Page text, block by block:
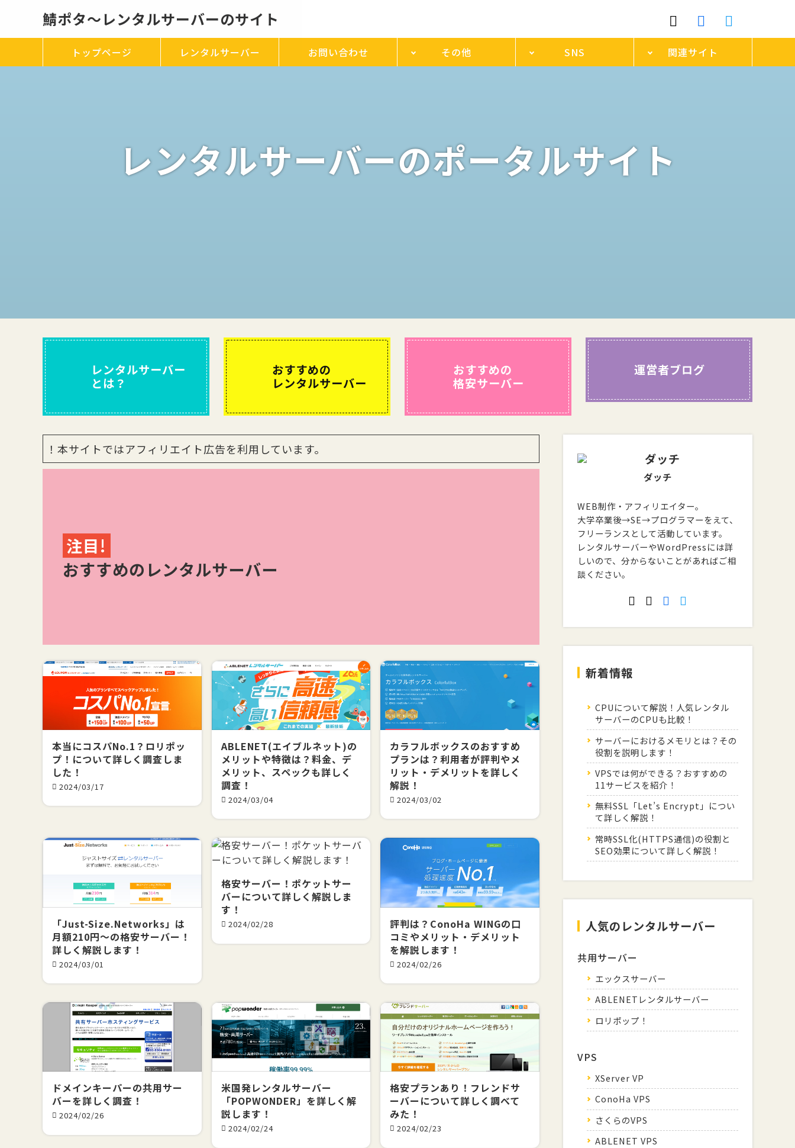
鯖ポタ～レンタルサーバーのサイト
トップページ レンタルサーバー お問い合わせ その他 SNS 関連サイト
レンタルサーバーのポータルサイト
レンタルサーバー
とは？
おすすめの
レンタルサーバー
おすすめの
格安サーバー
運営者ブログ
！本サイトではアフィリエイト広告を利用しています。
注目!
おすすめのレンタルサーバー
本当にコスパNo.1？ロリポッ
プ！について詳しく調査しま
した！
2024/03/17
ABLENET(エイブルネット)の
メリットや特徴は？料金、デ
メリット、スペックも詳しく
調査！
2024/03/04
カラフルボックスのおすすめ
プランは？利用者が評判やメ
リット・デメリットを詳しく
解説！
2024/03/02
「Just-Size.Networks」は
月額210円～の格安サーバー！
詳しく解説します！
2024/03/01
格安サーバー！ポケットサー
バーについて詳しく解説しま
す！
2024/02/28
評判は？ConoHa WINGの口
コミやメリット・デメリット
を解説します！
2024/02/26
ドメインキーパーの共用サー
バーを詳しく調査！
2024/02/26
米国発レンタルサーバー
「POPWONDER」を詳しく解
説します！
2024/02/24
格安プランあり！フレンドサ
ーバーについて詳しく調べて
みた！
2024/02/23
ダッチ
WEB制作・アフィリエイター。
大学卒業後→SE→プログラマーをえて、
フリーランスとして活動しています。
レンタルサーバーやWordPressには詳
しいので、分からないことがあればご相
談ください。
新着情報
CPUについて解説！人気レンタル
サーバーのCPUも比較！
サーバーにおけるメモリとは？その
役割を説明します！
VPSでは何ができる？おすすめの
11サービスを紹介！
無料SSL「Let’s Encrypt」につい
て詳しく解説！
常時SSL化(HTTPS通信)の役割と
SEO効果について詳しく解説！
人気のレンタルサーバー
共用サーバー
エックスサーバー
ABLENETレンタルサーバー
ロリポップ！
VPS
XServer VP
ConoHa VPS
さくらのVPS
ABLENET VPS